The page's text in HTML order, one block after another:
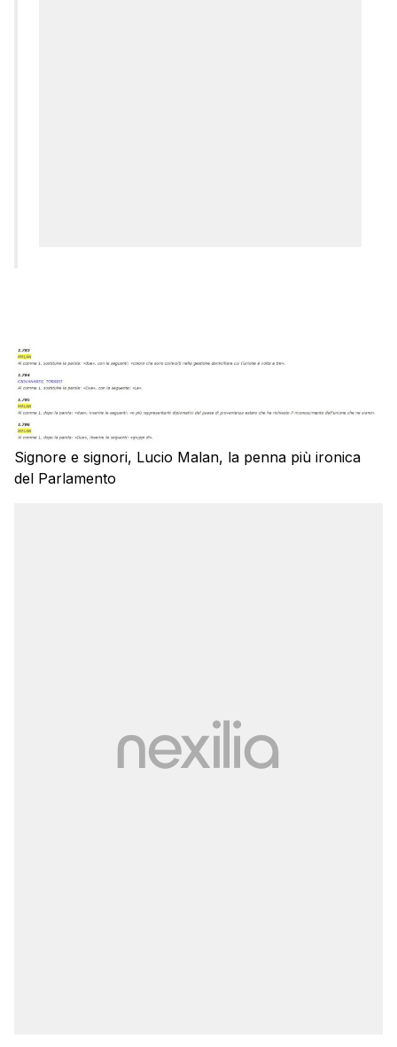
Signore e signori, Lucio Malan, la penna più ironica
del Parlamento